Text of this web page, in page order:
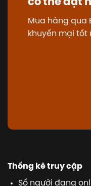
Mua hàng qua
khuyến mại tốt
Thống kê truy cập
Số người đang